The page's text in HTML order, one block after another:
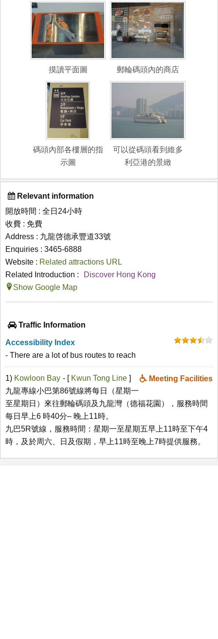
摸讀平面圖 郵輪碼頭內的商店
碼頭內部各樓層的指
示圖
可以從碼頭看到維多
利亞港的景緻
Relevant information
開放時間 : 全日24小時
收費 : 免費
Address : 九龍啓德承豐道33號
Enquiries : 3465-6888
Website : Related attractions URL
Related Introduction :
Discover Hong Kong
Show Google Map
Traffic Information
Accessibility Index
- There are a lot of bus routes to reach
1) Kowloon Bay Meeting Facilities
- [ Kwun Tong Line ]
九龍專線小巴第86號線將每日（星期一
至星期日）來往郵輪碼頭及九龍灣（德福花園），服務時間
每日早上6 時40分– 晚上11時。
九巴5R號線，服務時間：星期一至星期五早上11時至下午4
時，及於周六、日及假期，早上11時至晚上7時提供服務。